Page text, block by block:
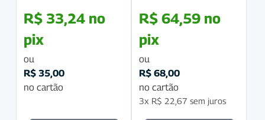
R$ 33,24 no
pix
ou
R$ 35,00
no cartão
R$ 64,59 no
pix
ou
R$ 68,00
no cartão
3x R$ 22,67 sem juros